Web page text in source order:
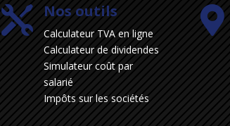
 Nos outils
Calculateur TVA en ligne
Calculateur de dividendes
Simulateur coût par
salarié
Impôts sur les sociétés
